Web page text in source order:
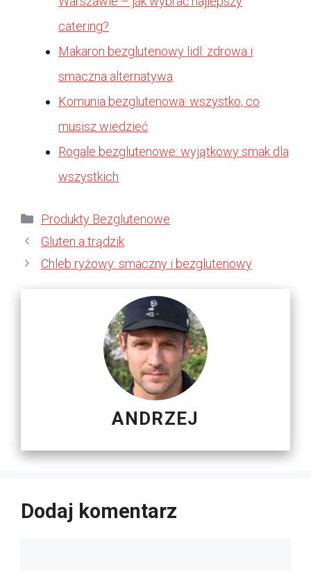
catering?
Makaron bezglutenowy lidl: zdrowa i
smaczna alternatywa
Komunia bezglutenowa: wszystko, co
musisz wiedzieć
Rogale bezglutenowe: wyjątkowy smak dla
wszystkich
Kategorie
Produkty Bezglutenowe
Gluten a trądzik
Chleb ryżowy: smaczny i bezglutenowy
ANDRZEJ
Dodaj komentarz